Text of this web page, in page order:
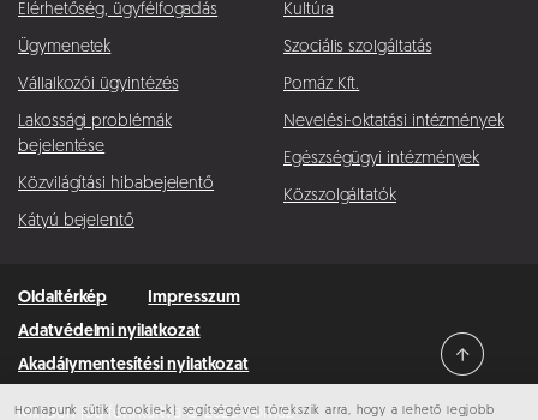
Honlapunk sütik (cookie-k) segítségével törekszik arra, hogy a lehető legjobb
Elérhetőség, ügyfélfogadás
Ügymenetek
Vállalkozói ügyintézés
Lakossági problémák
bejelentése
Közvilágítási hibabejelentő
Kátyú bejelentő
Kultúra
Szociális szolgáltatás
Pomáz Kft.
Nevelési-oktatási intézmények
Egészségügyi intézmények
Közszolgáltatók
Oldaltérkép
Impresszum
Adatvédelmi nyilatkozat
Akadálymentesítési nyilatkozat
Minden jog fenntartva © 2026 Pomáz